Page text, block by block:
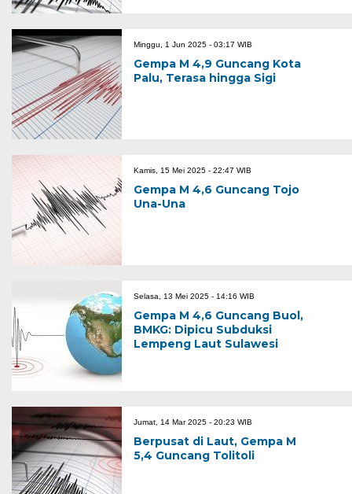
Minggu, 1 Jun 2025 - 03:17 WIB
Gempa M 4,9 Guncang Kota
Palu, Terasa hingga Sigi
Kamis, 15 Mei 2025 - 22:47 WIB
Gempa M 4,6 Guncang Tojo
Una-Una
Selasa, 13 Mei 2025 - 14:16 WIB
Gempa M 4,6 Guncang Buol,
BMKG: Dipicu Subduksi
Lempeng Laut Sulawesi
Jumat, 14 Mar 2025 - 20:23 WIB
Berpusat di Laut, Gempa M
5,4 Guncang Tolitoli